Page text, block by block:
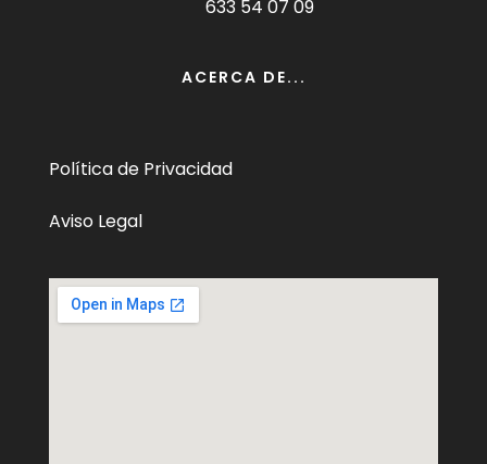
633 54 07 09
ACERCA DE...
Política de Privacidad
Aviso Legal